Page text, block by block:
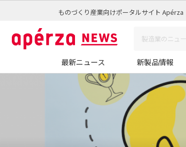
ものづくり産業向けポータルサイト Apérza
最新ニュース 新製品情報